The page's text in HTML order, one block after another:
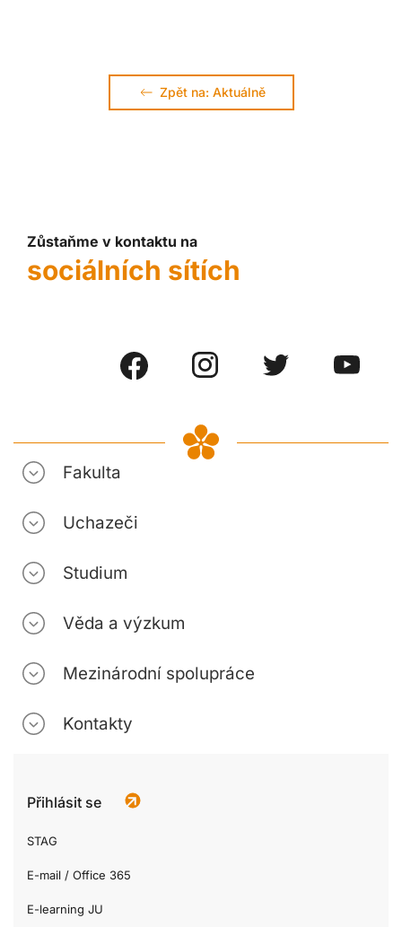
Zpět na: Aktuálně
Zůstaňme v kontaktu na
sociálních sítích
Fakulta
Uchazeči
Studium
Věda a výzkum
Mezinárodní spolupráce
Kontakty
Přihlásit se
STAG
E-mail / Office 365
E-learning JU